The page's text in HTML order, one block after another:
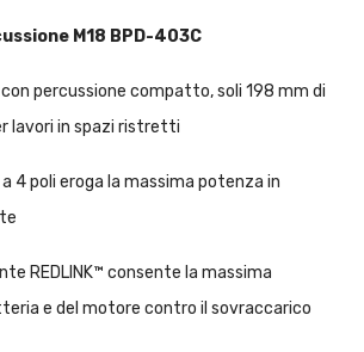
M18 BPD-403C
percussione compatto, soli 198 mm di
lavori in spazi ristretti
4 poli eroga la massima potenza in
REDLINK™ consente la massima
e del motore contro il sovraccarico